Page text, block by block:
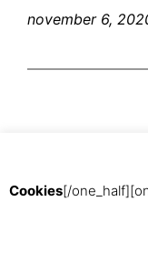
november 6,
Cookies[/